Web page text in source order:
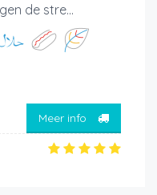
de stre...
Meer info